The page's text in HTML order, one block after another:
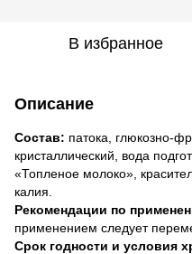
В избранное
Описание
Состав: патока, глюкозно-
кристаллический, вода
«Топленое молоко»,
калия.
Рекомендации по
применением следует
Срок годности и условия